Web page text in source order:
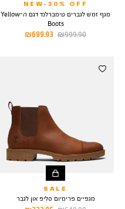
NEW-30% OFF
מגף זמש לגברים טימברלנד דגם ה-Yellow
Boots
מחיר
699.93 ₪
מחיר
999.90 ₪
SALE
מגפיים פרימיום סליפ און לגבר